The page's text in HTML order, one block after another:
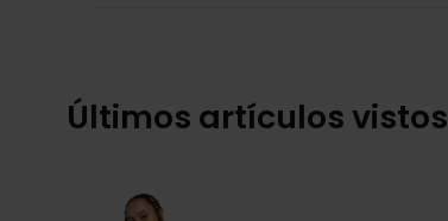
Últimos artículos vistos